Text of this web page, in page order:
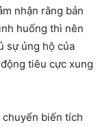
nhận rằng bản
huống thì nên
sự ủng hộ của
tiêu cực xung
chuyển biến tích